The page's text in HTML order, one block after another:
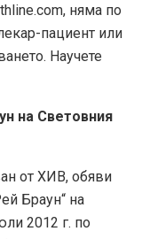
няма по
пациент или
Научете
на Световния
от ХИВ, обяви
Браун“ на
2012 г. по